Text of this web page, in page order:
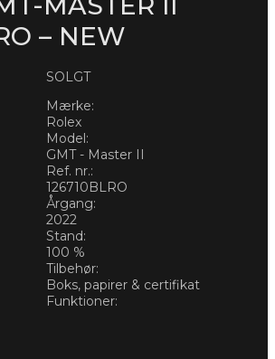
– NEW
SOLGT
Mærke:
Rolex
Model:
GMT - Master II
Ref. nr.:
126710BLRO
Årgang:
2022
Stand:
100 %
Tilbehør:
Boks, papirer & certifikat
Funktioner: